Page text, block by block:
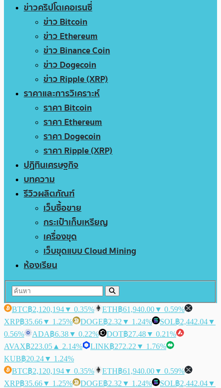
ข่าวคริปโตเคอเรนซี่
ข่าว Bitcoin
ข่าว Ethereum
ข่าว Binance Coin
ข่าว Dogecoin
ข่าว Ripple (XRP)
ราคาและการวิเคราะห์
ราคา Bitcoin
ราคา Ethereum
ราคา Dogecoin
ราคา Ripple (XRP)
ปฏิทินเศรษฐกิจ
บทความ
รีวิวผลิตภัณฑ์
เว็บซื้อขาย
กระเป๋าเก็บเหรียญ
เครื่องขุด
เว็บขุดแบบ Cloud Mining
ห้องเรียน
BTC฿2,120,194▼ 0.35% ETH฿61,940.00▼ 0.59%
XRP฿35.66▼ 1.25% DOGE฿2.32 ▼ 1.24% SOL฿2,442.04▼
0.56%
ADA฿6.38▼ 0.22% DOT฿27.48▼ 0.21%
AVAX฿223.05 ▲ 2.14% LINK฿272.22 ▼ 1.76%
KUB฿20.24▼ 1.24%
BTC฿2,120,194▼ 0.35% ETH฿61,940.00▼ 0.59%
XRP฿35.66▼ 1.25% DOGE฿2.32 ▼ 1.24% SOL฿2,442.04▼